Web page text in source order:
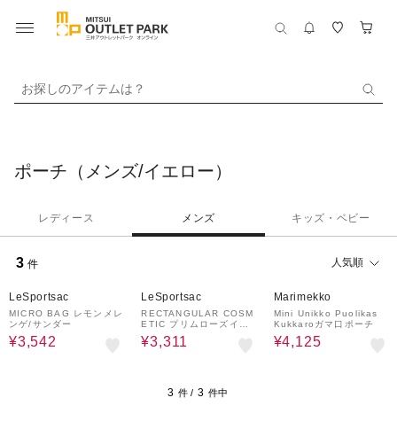
お探しのアイテムは？
ポーチ（メンズ/イエロー）
レディース メンズ キッズ・ベビー
3 件 人気順
LeSportsac
MICRO BAG レモンメレ
ンゲ/サンダー
¥3,542
LeSportsac
RECTANGULAR COSM
ETIC プリムローズイエ
ロースクリプトコスメテ
ィック
¥3,311
Marimekko
Mini Unikko Puolikas
Kukkaroガマ口ポーチ
¥4,125
3 件 / 3 件中